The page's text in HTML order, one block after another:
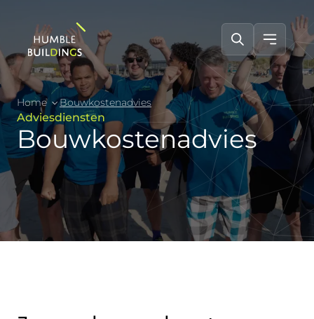
Home Bouwkostenadvies
Adviesdiensten
Bouwkostenadvies